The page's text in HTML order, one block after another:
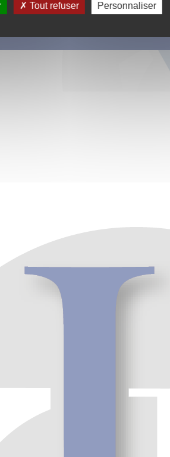
exploitées, traitées pour permettre
Tout refuser Personnaliser